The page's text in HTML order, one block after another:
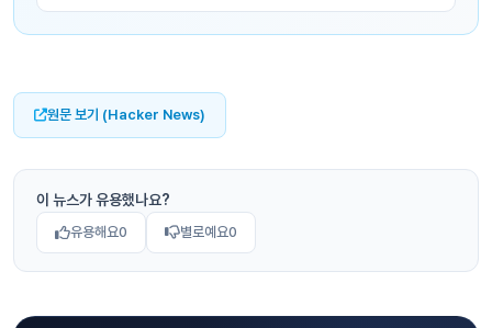
원문 보기 (Hacker News)
이 뉴스가 유용했나요?
유용해요0 별로예요0